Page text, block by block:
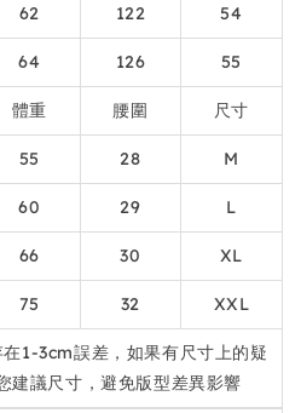
62 122 54
64 126 55
體重 腰圍 尺寸
55 28 M
60 29 L
66 30 XL
75 32 XXL
1-3cm誤差，如果有尺寸上的疑
建議尺寸，避免版型差異影響